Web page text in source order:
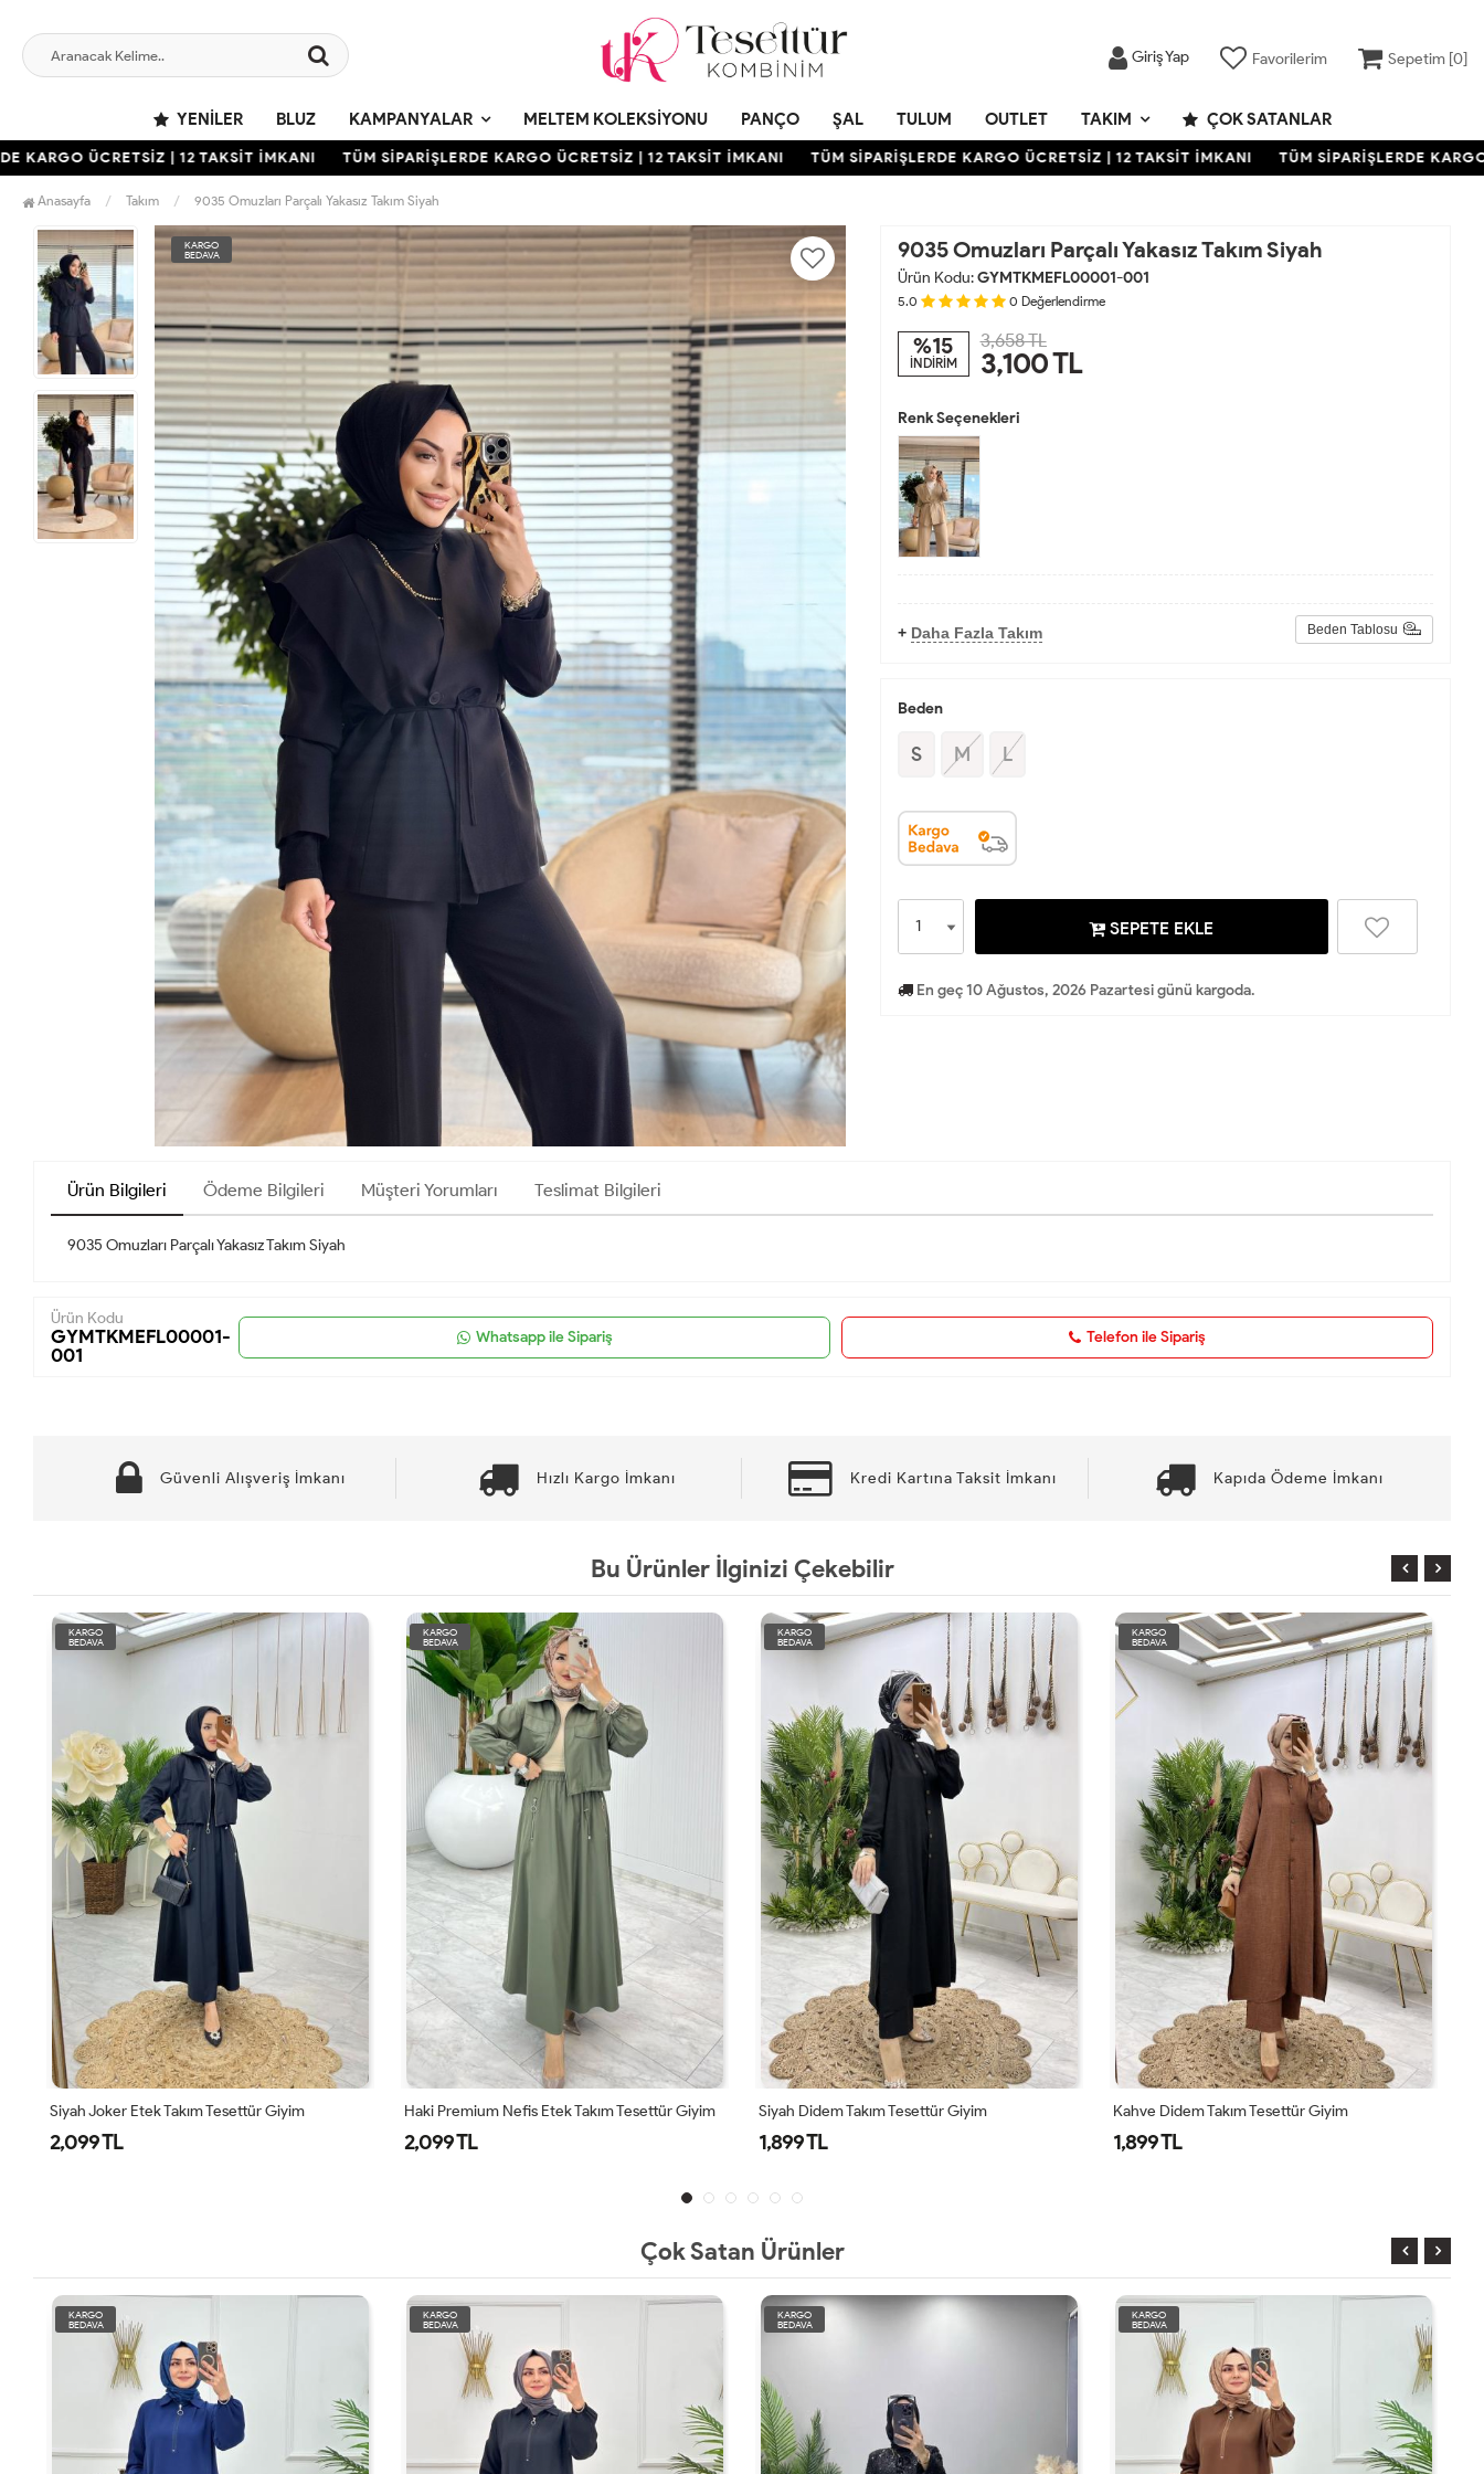
Giriş Yap Favorilerim Sepetim [0]
YENILER BLUZ KAMPANYALAR MELTEM KOLEKSIYONU PANÇO ŞAL TULUM OUTLET TAKIM ÇOK SATANLAR
ÜCRETSİZ | 12 TAKSİT İMKANI TÜM SİPARİŞLERDE KARGO ÜCRETSİZ | 12 TAKSİT İMKANI TÜM SİPARİŞLERDE KARGO ÜCRETSİZ | 12 TAKSİT İMKANI TÜM SİPARİŞLERDE KARGO
Anasayfa Takım 9035 Omuzları Parçalı Yakasız Takım Siyah
KARGO
BEDAVA
9035 Omuzları Parçalı Yakasız Takım Siyah
Ürün Kodu:GYMTKMEFL00001-001
5.0 0 Değerlendirme
%15
İNDİRİM
3,658 TL
3,100TL
Renk Seçenekleri
+ Daha Fazla Takım Beden Tablosu
Beden
S M L
SEPETE EKLE
En geç 10 Ağustos, 2026 Pazartesi günü kargoda.
Ürün Bilgileri Ödeme Bilgileri Müşteri Yorumları Teslimat Bilgileri
9035 Omuzları Parçalı Yakasız Takım Siyah
Ürün Kodu
GYMTKMEFL00001-
001
Whatsapp ile Sipariş Telefon ile Sipariş
Güvenli Alışveriş İmkanı Hızlı Kargo İmkanı Kredi Kartına Taksit İmkanı Kapıda Ödeme İmkanı
Bu Ürünler İlginizi Çekebilir
KARGO
BEDAVA
Siyah Joker Etek Takım Tesettür Giyim
2,099 TL
KARGO
BEDAVA
Haki Premium Nefis Etek Takım Tesettür Giyim
2,099 TL
KARGO
BEDAVA
Siyah Didem Takım Tesettür Giyim
1,899 TL
KARGO
BEDAVA
Kahve Didem Takım Tesettür Giyim
1,899 TL
Çok Satan Ürünler
KARGO
BEDAVA
KARGO
BEDAVA
KARGO
BEDAVA
KARGO
BEDAVA